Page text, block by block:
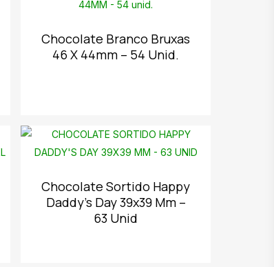
Chocolate Branco Bruxas
46 X 44mm – 54 Unid.
Chocolate Sortido Happy
Daddy’s Day 39x39 Mm –
63 Unid